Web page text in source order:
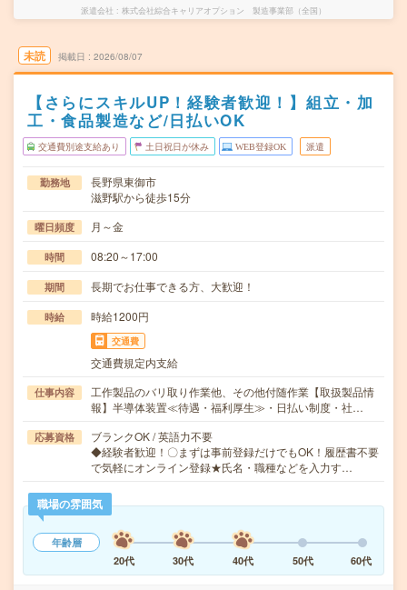
派遣会社 株式会社綜合キャリアオプション 製造事業部（全国）
未読 掲載日 2026/08/07
【さらにスキルUP！経験者歓迎！】組立・加
工・食品製造など/日払いOK
交通費別途支給あり 土日祝日が休み WEB登録OK 派遣
勤務地
長野県東御市
滋野駅から徒歩15分
曜日頻度 月～金
時間 08:20～17:00
期間 長期でお仕事できる方、大歓迎！
時給 時給1200円
交通費
交通費規定内支給
仕事内容
工作製品のバリ取り作業他、その他付随作業【取扱製品情
報】半導体装置≪待遇・福利厚生≫・日払い制度・社…
応募資格
ブランクOK / 英語力不要
◆経験者歓迎！〇まずは事前登録だけでもOK！履歴書不要
で気軽にオンライン登録★氏名・職種などを入力す…
職場の雰囲気
年齢層
20代
30代 40代 50代 60代